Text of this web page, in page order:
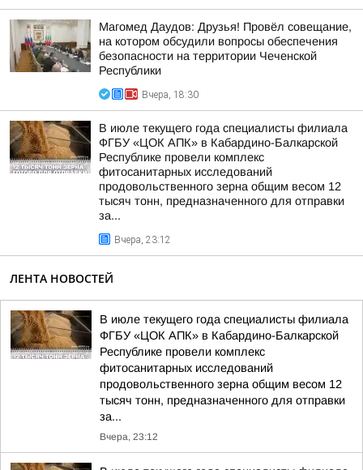
Магомед Даудов: Друзья! Провёл совещание,
на котором обсудили вопросы обеспечения
безопасности на территории Чеченской
Республики
Вчера, 18:30
В июле текущего года специалисты филиала
ФГБУ «ЦОК АПК» в Кабардино-Балкарской
Республике провели комплекс
фитосанитарных исследований
продовольственного зерна общим весом 12
тысяч тонн, предназначенного для отправки
за...
Вчера, 23:12
ЛЕНТА НОВОСТЕЙ
В июле текущего года специалисты филиала
ФГБУ «ЦОК АПК» в Кабардино-Балкарской
Республике провели комплекс
фитосанитарных исследований
продовольственного зерна общим весом 12
тысяч тонн, предназначенного для отправки
за...
Вчера, 23:12